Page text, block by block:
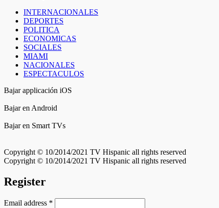
INTERNACIONALES
DEPORTES
POLITICA
ECONOMICAS
SOCIALES
MIAMI
NACIONALES
ESPECTACULOS
Bajar applicación iOS
Bajar en Android
Bajar en Smart TVs
Copyright © 10/2014/2021 TV Hispanic all rights reserved
Copyright © 10/2014/2021 TV Hispanic all rights reserved
Register
Email address *